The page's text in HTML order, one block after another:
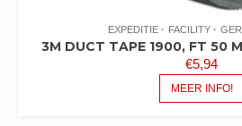
EXPEDITIE FACILITY
3M DUCT TAPE 1900, FT 50
€5,94
MEER INFO!